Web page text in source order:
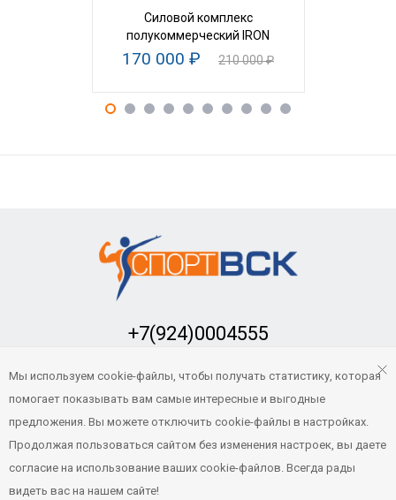
Силовой комплекс
полукоммерческий IRON
170 000 ₽ 210 000 ₽
+7(924)0004555
sport-vsk@mail.ru
Продвижение и сопровождение
Мы используем cookie-файлы, чтобы получать статистику, которая
помогает показывать вам самые интересные и выгодные
предложения. Вы можете отключить cookie-файлы в настройках.
Продолжая пользоваться сайтом без изменения настроек, вы даете
согласие на использование ваших cookie-файлов. Всегда рады
видеть вас на нашем сайте!